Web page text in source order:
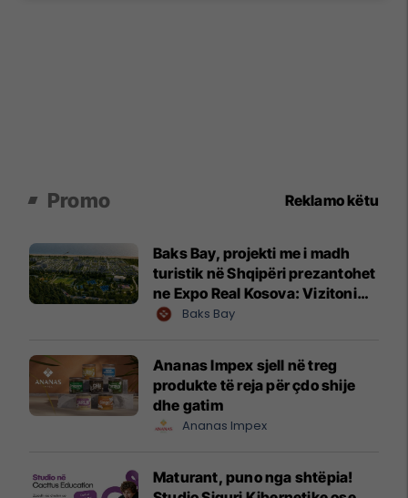
Promo Reklamo këtu
Baks Bay, projekti me i madh
turistik në Shqipëri prezantohet
ne Expo Real Kosova: Vizitoni
shtandin dhe zbuloni
Baks Bay
Ananas Impex sjell në treg
produkte të reja për çdo shije
dhe gatim
Ananas Impex
Maturant, puno nga shtëpia!